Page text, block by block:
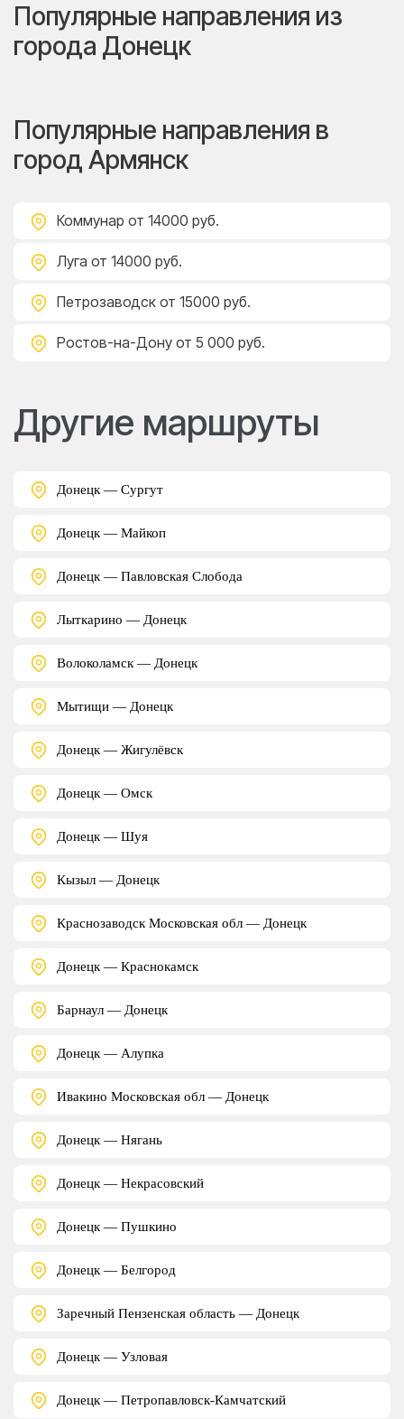
Популярные направления из
города Донецк
Популярные направления в
город Армянск
Коммунар от 14000 руб.
Луга от 14000 руб.
Петрозаводск от 15000 руб.
Ростов-на-Дону от 5 000 руб.
Другие маршруты
Донецк — Сургут
Донецк — Майкоп
Донецк — Павловская Слобода
Лыткарино — Донецк
Волоколамск — Донецк
Мытищи — Донецк
Донецк — Жигулёвск
Донецк — Омск
Донецк — Шуя
Кызыл — Донецк
Краснозаводск Московская обл — Донецк
Донецк — Краснокамск
Барнаул — Донецк
Донецк — Алупка
Ивакино Московская обл — Донецк
Донецк — Нягань
Донецк — Некрасовский
Донецк — Пушкино
Донецк — Белгород
Заречный Пензенская область — Донецк
Донецк — Узловая
Донецк — Петропавловск-Камчатский